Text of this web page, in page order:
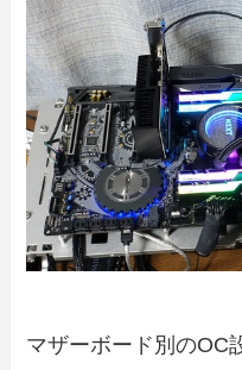
マザーボード別のOC